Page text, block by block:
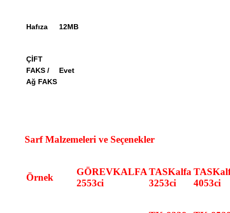
Hafıza 12MB
ÇİFT
FAKS /
Ağ FAKS
Evet
Sarf Malzemeleri ve Seçenekler
Örnek
GÖREVKALFA
2553ci
TASKalfa
3253ci
4053ci